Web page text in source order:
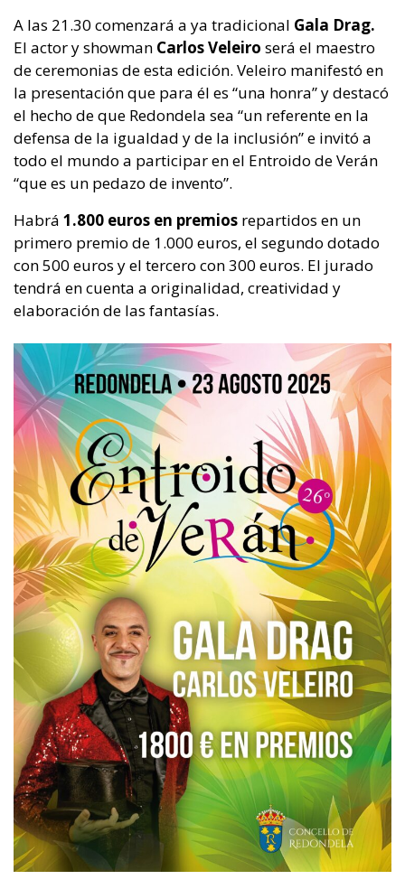
A las 21.30 comenzará a ya tradicional Gala Drag.
El actor y showman Carlos Veleiro será el maestro
de ceremonias de esta edición. Veleiro manifestó en
la presentación que para él es “una honra” y destacó
el hecho de que Redondela sea “un referente en la
defensa de la igualdad y de la inclusión” e invitó a
todo el mundo a participar en el Entroido de Verán
“que es un pedazo de invento”.
Habrá 1.800 euros en premios repartidos en un
primero premio de 1.000 euros, el segundo dotado
con 500 euros y el tercero con 300 euros. El jurado
tendrá en cuenta a originalidad, creatividad y
elaboración de las fantasías.